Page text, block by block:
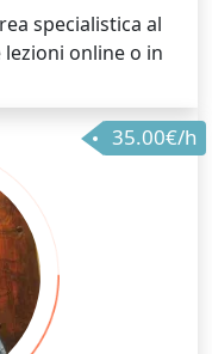
specialistica al
online o in
a principianti o a
qualsiasi età e
studio partiture di
dello studente.
35.00€/h